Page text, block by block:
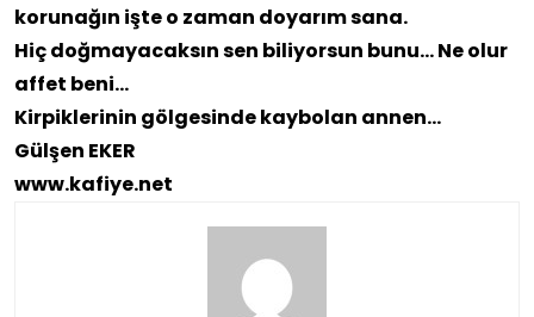
korunağın işte o zaman doyarım sana.
Hiç doğmayacaksın sen biliyorsun bunu… Ne olur
affet beni…
Kirpiklerinin gölgesinde kaybolan annen…
Gülşen EKER
www.kafiye.net